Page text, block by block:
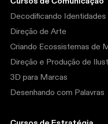
Decodificando Identidades
Direção de Arte
Criando Ecossistemas de
Direção e Produção de
3D para Marcas
Desenhando com Palavras